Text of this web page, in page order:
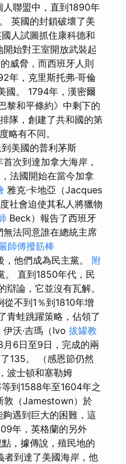
人聯盟中，直到1890年
英國的封鎖破壞了美
人試圖抓住康科德和
始對王室開放武裝起
威脅，而西班牙人則
年，克里斯托弗·哥倫
國。 1794年，漢密爾
黎和平條約》中剩下的
隊，創建了共和國的第
略有不同。
美國的普利茅斯
次到達加拿大海岸，
法國開始在當今加拿
雅克·卡地亞（Jacques
社會迫使其私人將獵物
Beck）報告了西班牙
法同意誰在總統主席
師傅撥筋棒
他們成為民主黨。 附
。 直到1850年代，民
論，它並沒有瓦解。
不到1％到1810年增
青蛙跳躍策略，佔領了
沃·吉瑪（Ivo 拔罐教
月6日至9日，完成的兩
135。 （感恩節仍然
波士頓和塞勒姆
到1588年至1604年之
敦（Jamestown）於
遇到巨大的困難，這
年，英格蘭的另外
，據傳說，殖民地的
到達了美國海岸，他